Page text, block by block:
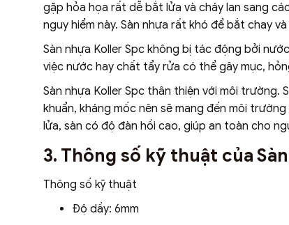
gặp hỏa họa rất dễ bắt lửa và cháy lan sang
nguy hiểm này. Sàn nhựa rất khó để bắt chay
Sàn nhựa Koller Spc không bị tác động bởi
việc nước hay chất tẩy rửa có thể gây mục,
Sàn nhựa Koller Spc thân thiện với môi trường.
khuẩn, kháng mốc nên sẽ mang đến môi
lửa, sàn có độ đàn hồi cao, giúp an toàn cho
3. Thông số kỹ thuật của
Thông số kỹ thuật
Độ dầy: 6mm